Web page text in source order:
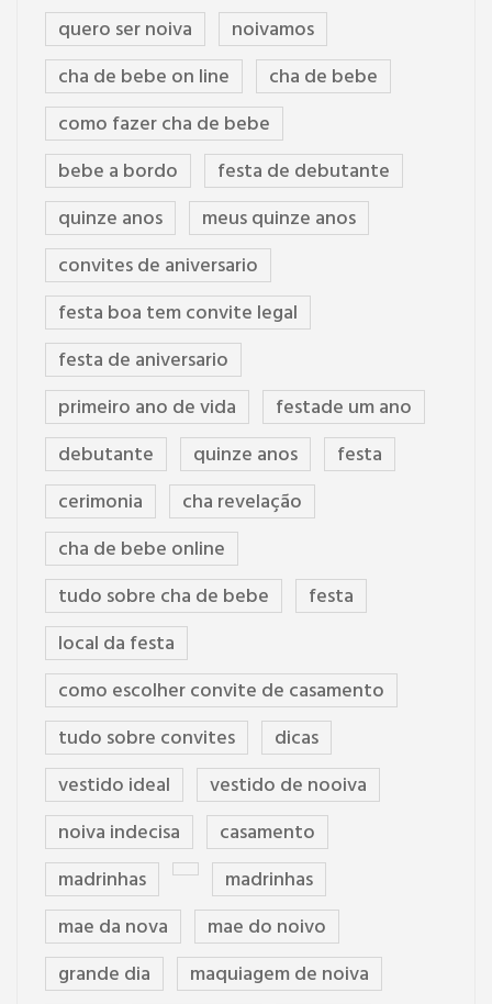
quero ser noiva
noivamos
cha de bebe on line
cha de bebe
como fazer cha de bebe
bebe a bordo
festa de debutante
quinze anos
meus quinze anos
convites de aniversario
festa boa tem convite legal
festa de aniversario
primeiro ano de vida
festade um ano
debutante
quinze anos
festa
cerimonia
cha revelação
cha de bebe online
tudo sobre cha de bebe
festa
local da festa
como escolher convite de casamento
tudo sobre convites
dicas
vestido ideal
vestido de nooiva
noiva indecisa
casamento
madrinhas
madrinhas
mae da nova
mae do noivo
grande dia
maquiagem de noiva